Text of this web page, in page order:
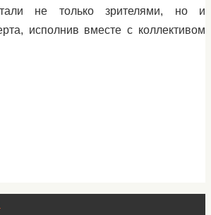
не только зрителями, но и
исполнив вместе с коллективом